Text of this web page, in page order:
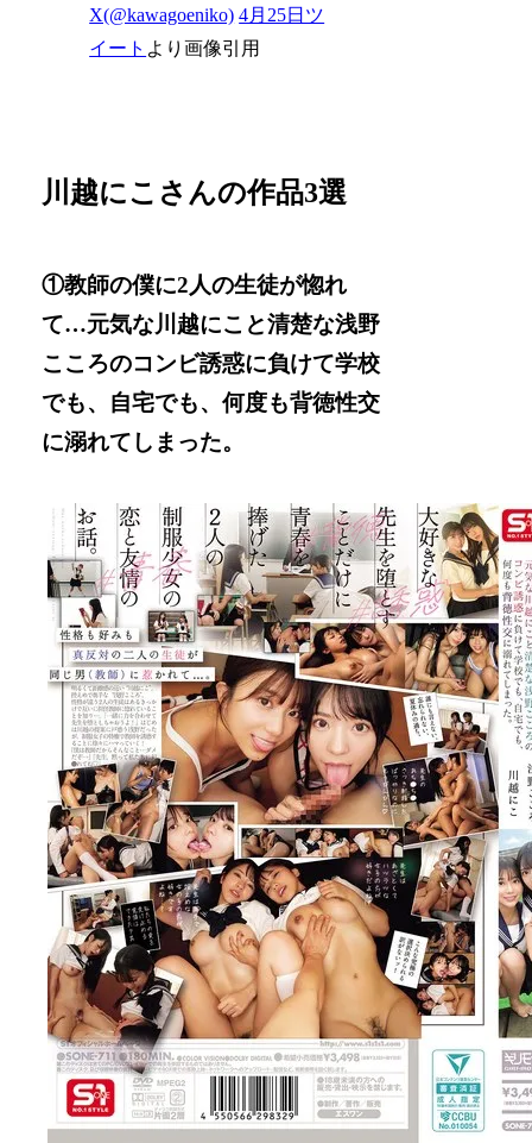
X(@kawagoeniko) 4月25日ツ
イート より画像引用
川越にこさんの作品3選
①教師の僕に2人の生徒が惚れ
て…元気な川越にこと清楚な浅野
こころのコンビ誘惑に負けて学校
でも、自宅でも、何度も背徳性交
に溺れてしまった。